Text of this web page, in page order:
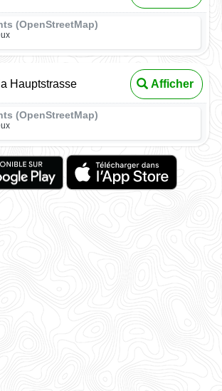
(OpenStreetMap)
Hauptstrasse Afficher
(OpenStreetMap)